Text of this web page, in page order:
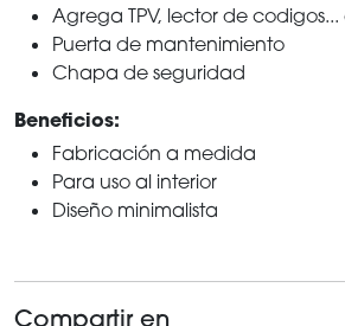
Agrega TPV, lector de codigos...
Puerta de mantenimiento
Chapa de seguridad
Beneficios:
Fabricación a medida
Para uso al interior
Diseño minimalista
Compartir en